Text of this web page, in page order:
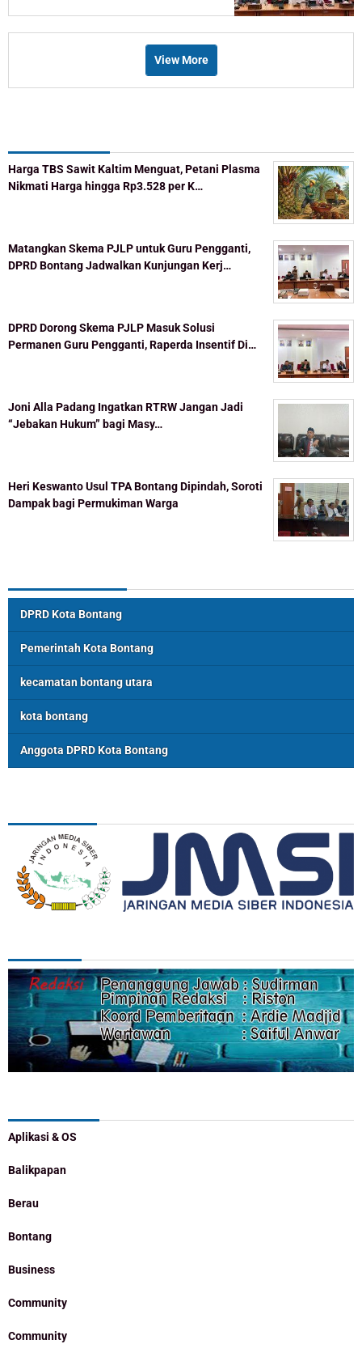
View More
Harga TBS Sawit Kaltim Menguat, Petani Plasma
Nikmati Harga hingga Rp3.528 per K…
Matangkan Skema PJLP untuk Guru Pengganti,
DPRD Bontang Jadwalkan Kunjungan Kerj…
DPRD Dorong Skema PJLP Masuk Solusi
Permanen Guru Pengganti, Raperda Insentif Di…
Joni Alla Padang Ingatkan RTRW Jangan Jadi
“Jebakan Hukum” bagi Masy…
Heri Keswanto Usul TPA Bontang Dipindah, Soroti
Dampak bagi Permukiman Warga
DPRD Kota Bontang
Pemerintah Kota Bontang
kecamatan bontang utara
kota bontang
Anggota DPRD Kota Bontang
Aplikasi & OS
Balikpapan
Berau
Bontang
Business
Community
Community